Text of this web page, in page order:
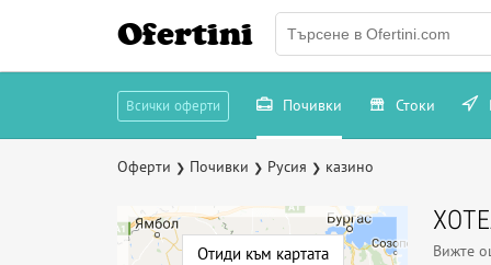
Ofertini
Всички оферти Почивки Стоки
Оферти ❯ Почивки ❯ Русия ❯ казино
Отиди към картата Вижте